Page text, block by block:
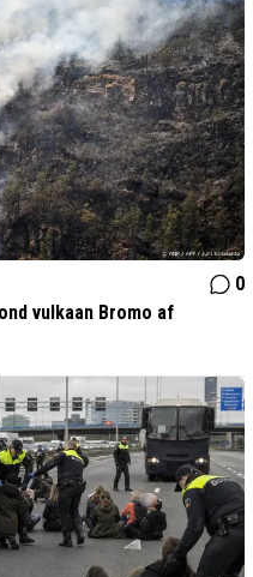
0
vulkaan Bromo af